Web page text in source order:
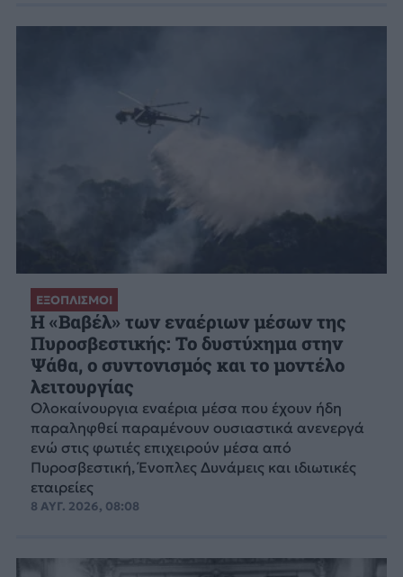
ΕΞΟΠΛΙΣΜΟΙ
H «Βαβέλ» των εναέριων μέσων της
Πυροσβεστικής: Το δυστύχημα στην
Ψάθα, ο συντονισμός και το μοντέλο
λειτουργίας
Ολοκαίνουργια εναέρια μέσα που έχουν ήδη
παραληφθεί παραμένουν ουσιαστικά ανενεργά
ενώ στις φωτιές επιχειρούν μέσα από
Πυροσβεστική, Ένοπλες Δυνάμεις και ιδιωτικές
εταιρείες
8 ΑΥΓ. 2026, 08:08